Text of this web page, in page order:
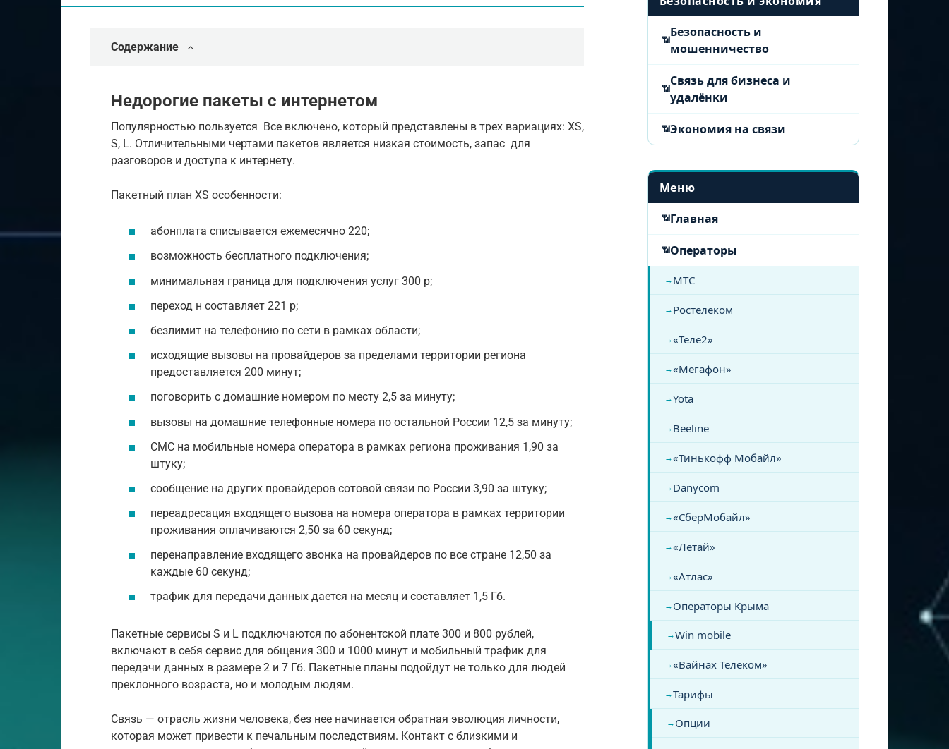
Содержание
Недорогие пакеты с интернетом
Популярностью пользуется Все включено, который представлены в трех вариациях: XS,
S, L. Отличительными чертами пакетов является низкая стоимость, запас для
разговоров и доступа к интернету.
Пакетный план XS особенности:
абонплата списывается ежемесячно 220;
возможность бесплатного подключения;
минимальная граница для подключения услуг 300 р;
переход н составляет 221 р;
безлимит на телефонию по сети в рамках области;
исходящие вызовы на провайдеров за пределами территории региона
предоставляется 200 минут;
поговорить с домашние номером по месту 2,5 за минуту;
вызовы на домашние телефонные номера по остальной России 12,5 за минуту;
СМС на мобильные номера оператора в рамках региона проживания 1,90 за
штуку;
сообщение на других провайдеров сотовой связи по России 3,90 за штуку;
переадресация входящего вызова на номера оператора в рамках территории
проживания оплачиваются 2,50 за 60 секунд;
перенаправление входящего звонка на провайдеров по все стране 12,50 за
каждые 60 секунд;
трафик для передачи данных дается на месяц и составляет 1,5 Гб.
Пакетные сервисы S и L подключаются по абонентской плате 300 и 800 рублей,
включают в себя сервис для общения 300 и 1000 минут и мобильный трафик для
передачи данных в размере 2 и 7 Гб. Пакетные планы подойдут не только для людей
преклонного возраста, но и молодым людям.
Связь — отрасль жизни человека, без нее начинается обратная эволюция личности,
которая может привести к печальным последствиям. Контакт с близкими и
Безопасность и
мошенничество
Связь для бизнеса и
удалёнки
Экономия на связи
Меню
Главная
Операторы
МТС
Ростелеком
«Теле2»
«Мегафон»
Yota
Beeline
«Тинькофф Мобайл»
Danycom
«СберМобайл»
«Летай»
«Атлас»
Операторы Крыма
Win mobile
«Вайнах Телеком»
Тарифы
Опции